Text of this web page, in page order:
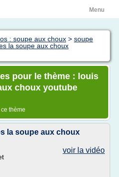
Menu
: soupe aux choux > soupe
la soupe aux choux
pour le thème : louis
choux youtube
thème
la soupe aux choux
voir la vidéo